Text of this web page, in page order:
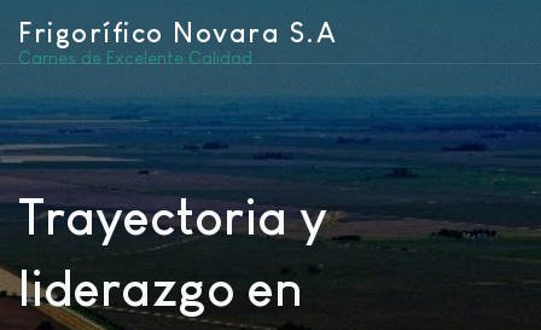
Frigorífico Novara S.A
Carnes de Excelente Calidad
Trayectoria y
liderazgo en